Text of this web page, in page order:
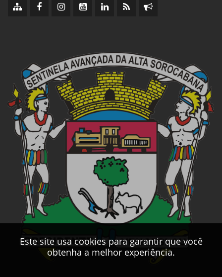
Este site usa cookies para garantir que você
obtenha a melhor experiência.